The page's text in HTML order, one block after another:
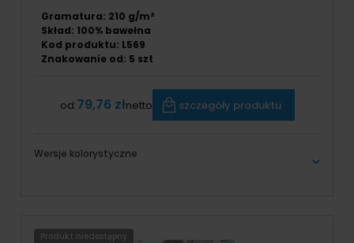
Gramatura: 210 g/m²
Skład: 100% bawełna
Kod produktu: L569
Znakowanie od: 5 szt
od:79,76 złnetto szczegóły produktu
Wersje kolorystyczne
Produkt niedostępny